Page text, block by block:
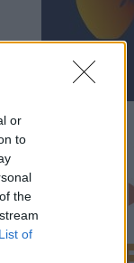
or
to
the
of